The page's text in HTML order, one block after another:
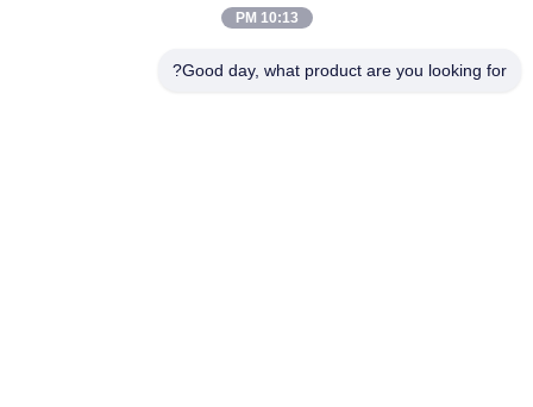
10:13 PM
Good day, what product are you looking for?